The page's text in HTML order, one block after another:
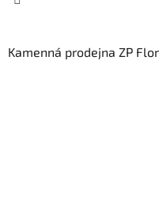
Kamenná prodejna ZP